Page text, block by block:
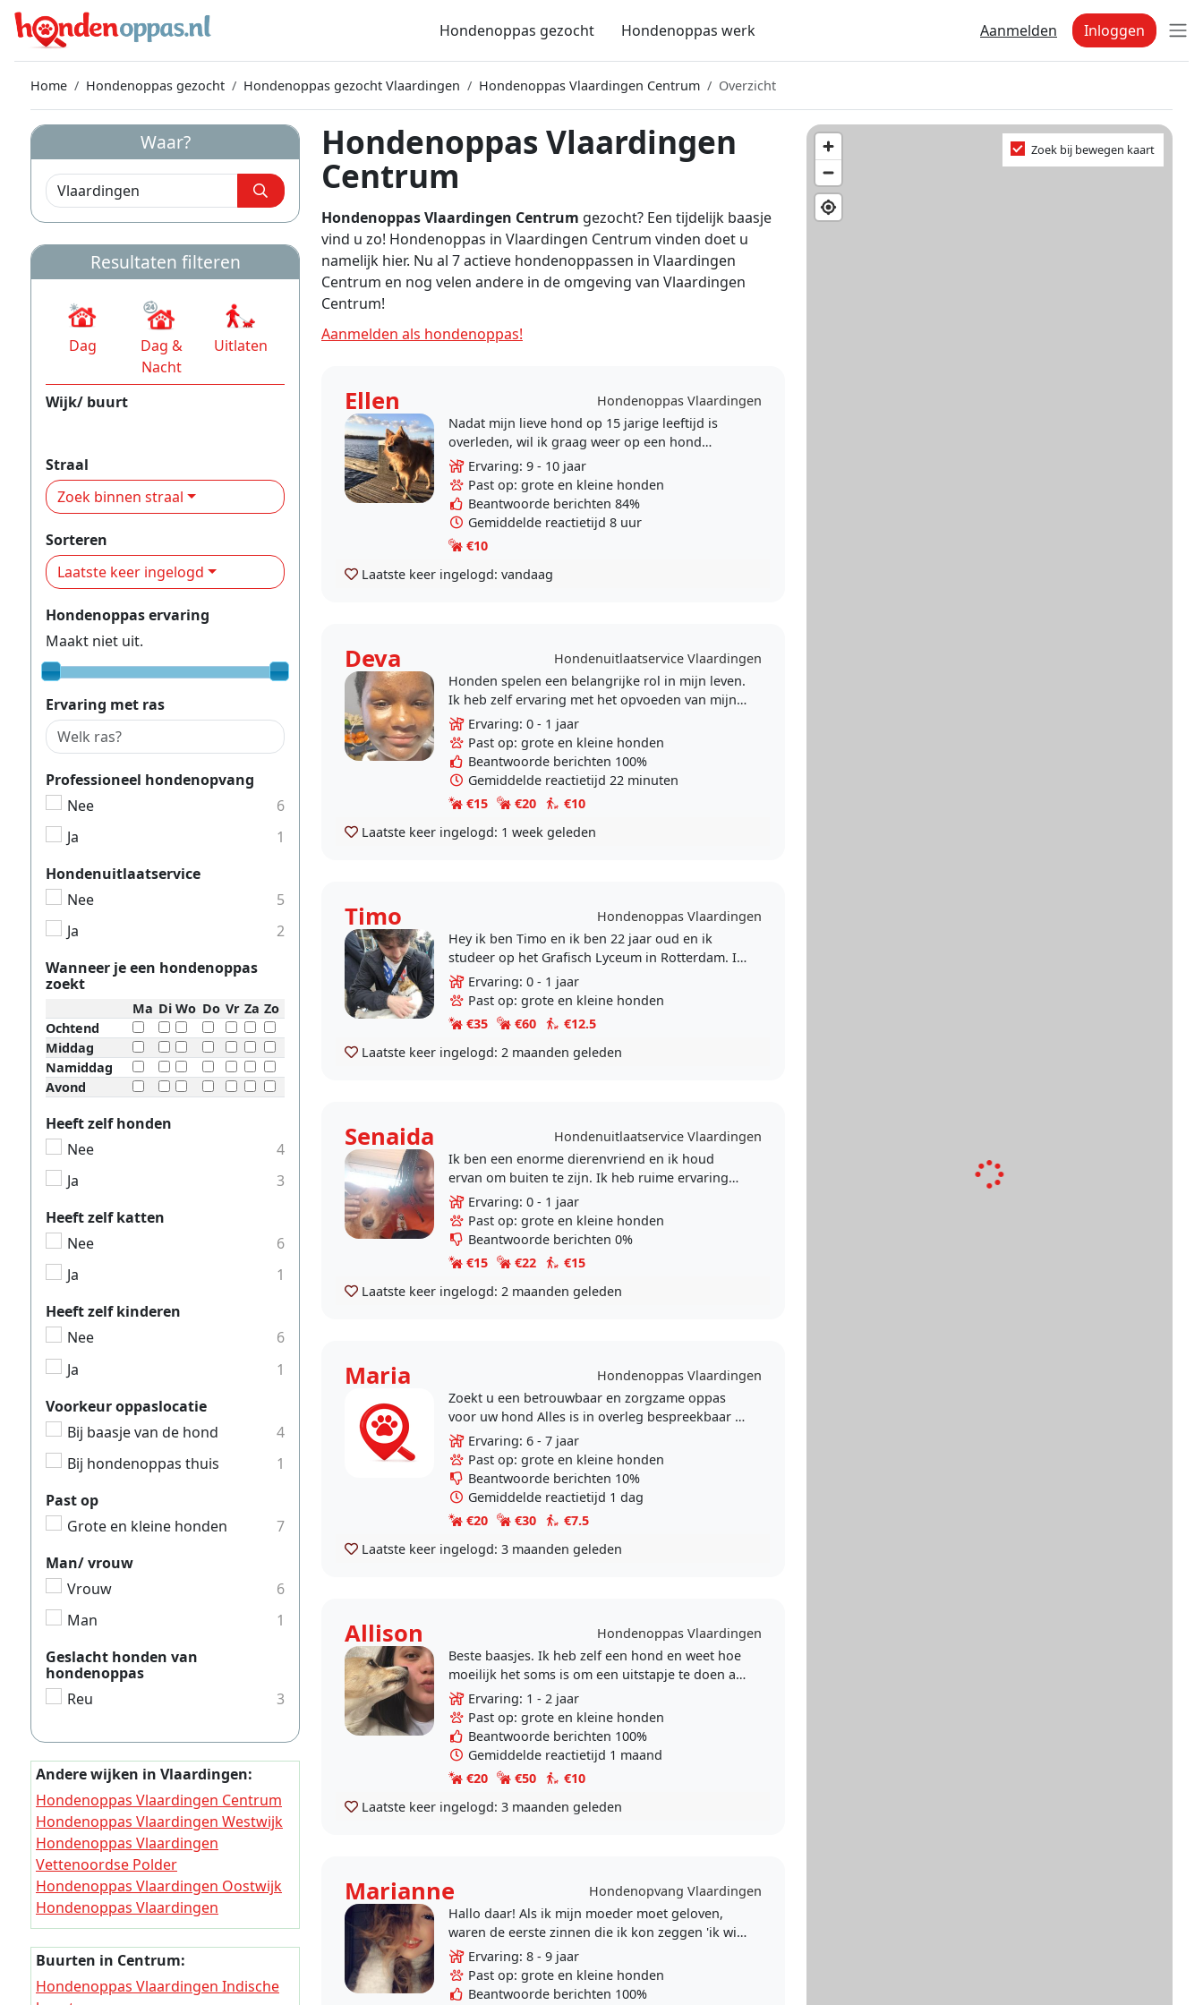
Hondenoppas gezocht Hondenoppas werk Aanmelden Inloggen
Home Hondenoppas gezocht Hondenoppas gezocht Vlaardingen Hondenoppas Vlaardingen Centrum Overzicht
Hondenoppas Vlaardingen
Centrum
Hondenoppas Vlaardingen Centrum gezocht? Een tijdelijk baasje
vind u zo! Hondenoppas in Vlaardingen Centrum vinden doet u
namelijk hier. Nu al 7 actieve hondenoppassen in Vlaardingen
Centrum en nog velen andere in de omgeving van Vlaardingen
Centrum!
Aanmelden als hondenoppas!
Ellen
Hondenoppas Vlaardingen
Nadat mijn lieve hond op 15 jarige leeftijd is
overleden, wil ik graag weer op een hond
passen. Hier heb ik al een paar jaar ervaring
mee. Ik heb..
Ervaring: 9 - 10 jaar
Past op: grote en kleine honden
Beantwoorde berichten 84%
Gemiddelde reactietijd 8 uur
€10
Laatste keer ingelogd: vandaag
Deva
Hondenuitlaatservice Vlaardingen
Honden spelen een belangrijke rol in mijn leven.
Ik heb zelf ervaring met het opvoeden van mijn
eigen twee honden en het uitlaten van honden
van..
Ervaring: 0 - 1 jaar
Past op: grote en kleine honden
Beantwoorde berichten 100%
Gemiddelde reactietijd 22 minuten
€15
€20
€10
Laatste keer ingelogd: 1 week geleden
Timo
Hondenoppas Vlaardingen
Hey ik ben Timo en ik ben 22 jaar oud en ik
studeer op het Grafisch Lyceum in Rotterdam. Ik
ben sinds jongs af aan al een dierenvriend en
vindt het..
Ervaring: 0 - 1 jaar
Past op: grote en kleine honden
€35
€60
€12.5
Laatste keer ingelogd: 2 maanden geleden
Senaida
Hondenuitlaatservice Vlaardingen
Ik ben een enorme dierenvriend en ik houd
ervan om buiten te zijn. Ik heb ruime ervaring
met honden en vind het geweldig om ze de
aandacht en..
Ervaring: 0 - 1 jaar
Past op: grote en kleine honden
Beantwoorde berichten 0%
€15
€22
€15
Laatste keer ingelogd: 2 maanden geleden
Maria
Hondenoppas Vlaardingen
Zoekt u een betrouwbaar en zorgzame oppas
voor uw hond Alles is in overleg bespreekbaar Ik
heb een eengezinswoning met afgesloten tuin,
rook niet,..
Ervaring: 6 - 7 jaar
Past op: grote en kleine honden
Beantwoorde berichten 10%
Gemiddelde reactietijd 1 dag
€20
€30
€7.5
Laatste keer ingelogd: 3 maanden geleden
Allison
Hondenoppas Vlaardingen
Beste baasjes. Ik heb zelf een hond en weet hoe
moeilijk het soms is om een uitstapje te doen als
er een hondje is die niet mee mag, neem dan..
Ervaring: 1 - 2 jaar
Past op: grote en kleine honden
Beantwoorde berichten 100%
Gemiddelde reactietijd 1 maand
€20
€50
€10
Laatste keer ingelogd: 3 maanden geleden
Marianne
Hondenopvang Vlaardingen
Hallo daar! Als ik mijn moeder moet geloven,
waren de eerste zinnen die ik kon zeggen 'ik wil
een hond.' Al vanaf kleine dreumes ben ik
helemaal weg..
Ervaring: 8 - 9 jaar
Past op: grote en kleine honden
Beantwoorde berichten 100%
Zoek bij bewegen kaart
Waar?
Resultaten filteren
Dag
Dag &
Nacht
Uitlaten
Wijk/ buurt
Straal
Zoek binnen straal
Sorteren
Laatste keer ingelogd
Hondenoppas ervaring
Maakt niet uit.
Ervaring met ras
Professioneel hondenopvang
Nee
6
Ja
1
Hondenuitlaatservice
Nee
5
Ja
2
Wanneer je een hondenoppas
zoekt
Ma Di Wo Do Vr Za Zo
Ochtend
Middag
Namiddag
Avond
Heeft zelf honden
Nee
4
Ja
3
Heeft zelf katten
Nee
6
Ja
1
Heeft zelf kinderen
Nee
6
Ja
1
Voorkeur oppaslocatie
Bij baasje van de hond
4
Bij hondenoppas thuis
1
Past op
Grote en kleine honden
7
Man/ vrouw
Vrouw
6
Man
1
Geslacht honden van
hondenoppas
Reu
3
Andere wijken in Vlaardingen:
Hondenoppas Vlaardingen Centrum
Hondenoppas Vlaardingen Westwijk
Hondenoppas Vlaardingen
Vettenoordse Polder
Hondenoppas Vlaardingen Oostwijk
Hondenoppas Vlaardingen
Vlaardinger Ambacht
Hondenoppas Vlaardingen Holy-Zuid
Hondenoppas Vlaardingen Holy-
Noord
Buurten in Centrum:
Hondenoppas Vlaardingen Indische